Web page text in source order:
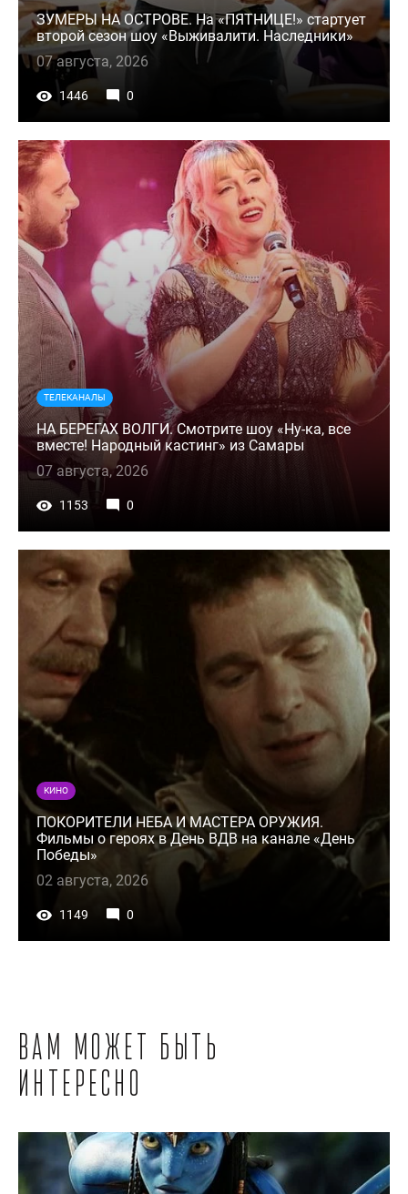
ЗУМЕРЫ НА ОСТРОВЕ. На «ПЯТНИЦЕ!» стартует
второй сезон шоу «Выживалити. Наследники»
07 августа, 2026
1446 0
ТЕЛЕКАНАЛЫ
НА БЕРЕГАХ ВОЛГИ. Смотрите шоу «Ну-ка, все
вместе! Народный кастинг» из Самары
07 августа, 2026
1153 0
КИНО
ПОКОРИТЕЛИ НЕБА И МАСТЕРА ОРУЖИЯ.
Фильмы о героях в День ВДВ на канале «День
Победы»
02 августа, 2026
1149 0
Вам может быть
интересно